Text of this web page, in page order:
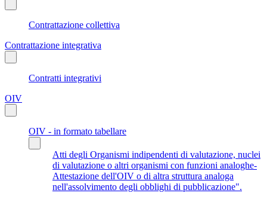
Contrattazione collettiva
Contrattazione integrativa
Contratti integrativi
OIV
OIV - in formato tabellare
Atti degli Organismi indipendenti di valutazione, nuclei
di valutazione o altri organismi con funzioni analoghe-
Attestazione dell'OIV o di altra struttura analoga
nell'assolvimento degli obblighi di pubblicazione".